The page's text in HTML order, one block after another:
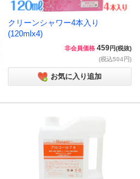
クリーンシャワー4本入り
(120mlx4)
非会員価格 459円(税抜)
(税込504円)
お気に入り追加